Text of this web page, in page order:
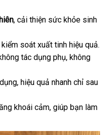
, cải thiện sức khỏe sinh
soát xuất tinh hiệu quả.
tác dụng phụ, không
hiệu quả nhanh chỉ sau
khoái cảm, giúp bạn làm